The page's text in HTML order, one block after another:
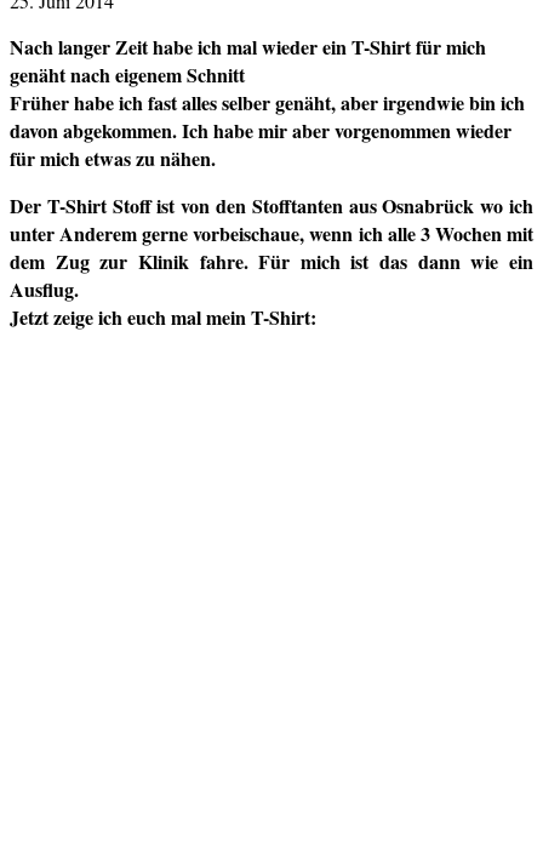
Nach langer Zeit habe ich mal wieder ein T-Shirt für mich
genäht nach eigenem Schnitt
Früher habe ich fast alles selber genäht, aber irgendwie bin ich
davon abgekommen. Ich habe mir aber vorgenommen wieder
für mich etwas zu nähen.
Der T-Shirt Stoff ist von den Stofftanten aus Osnabrück wo ich
unter Anderem gerne vorbeischaue, wenn ich alle 3 Wochen mit
dem Zug zur Klinik fahre. Für mich ist das dann wie ein
Ausflug.
Jetzt zeige ich euch mal mein T-Shirt: